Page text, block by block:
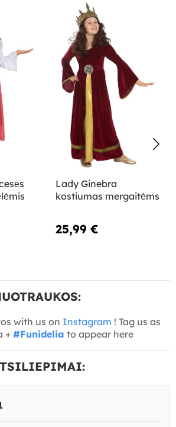
Lady Ginebra
kostiumas mergaitėms
25,99 €
with us on Instagram ! Tag us as
+ #Funidelia to appear here